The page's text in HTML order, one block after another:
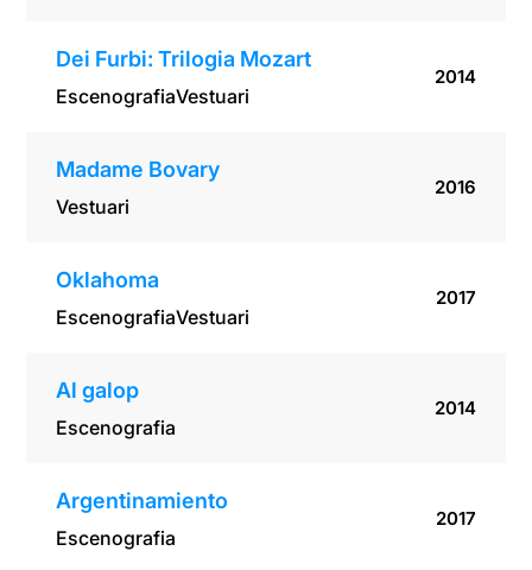
Dei Furbi: Trilogia Mozart
EscenografiaVestuari
2014
Madame Bovary
Vestuari
2016
Oklahoma
EscenografiaVestuari
2017
Al galop
Escenografia
2014
Argentinamiento
Escenografia
2017